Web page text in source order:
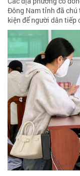
Đông Nam tỉnh đã chú
kiện để người dân tiếp